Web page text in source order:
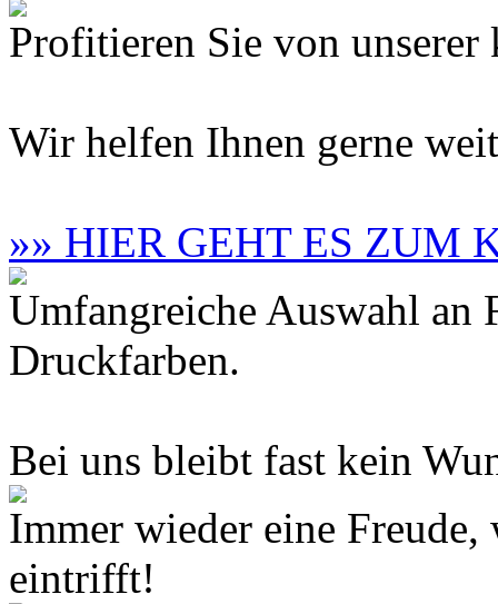
Profitieren Sie von unserer
Wir helfen Ihnen gerne
»» HIER GEHT ES ZUM
Umfangreiche Auswahl an
Druckfarben.
Bei uns bleibt fast kein
Immer wieder eine
eintrifft!